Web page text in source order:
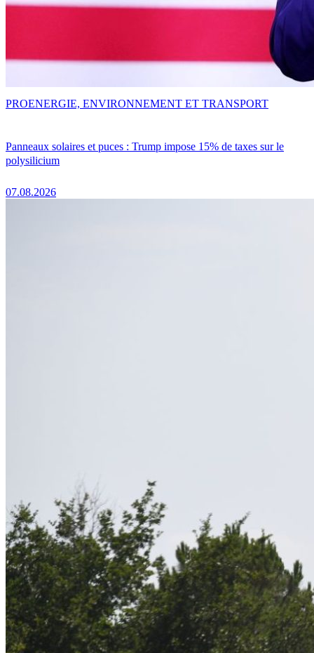
Panneaux solaires et puces : Trump impose 15% de taxes sur le
polysilicium
07.08.2026
PROENERGIE, ENVIRONNEMENT ET TRANSPORT